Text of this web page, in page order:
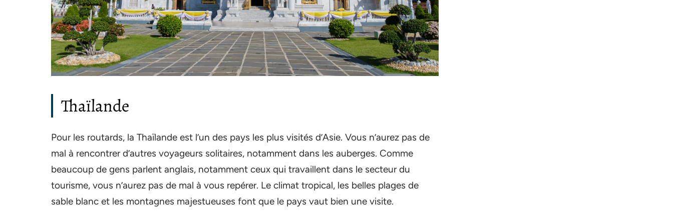
Thaïlande
Pour les routards, la Thaïlande est l’un des pays les plus visités d’Asie. Vous n’aurez pas de
mal à rencontrer d’autres voyageurs solitaires, notamment dans les auberges. Comme
beaucoup de gens parlent anglais, notamment ceux qui travaillent dans le secteur du
tourisme, vous n’aurez pas de mal à vous repérer. Le climat tropical, les belles plages de
sable blanc et les montagnes majestueuses font que le pays vaut bien une visite.